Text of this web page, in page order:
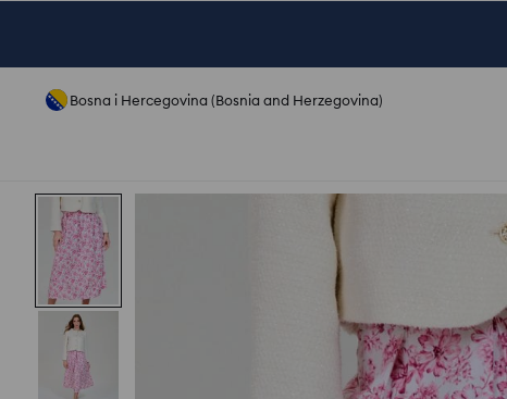
Bosna i Hercegovina (Bosnia and Herzegovina)